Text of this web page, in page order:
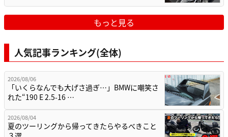
もっと見る
人気記事ランキング(全体)
2026/08/06
「いくらなんでも大げさ過ぎ…」BMWに嘲笑さ
れた“190 E 2.5-16 …
2026/08/04
夏のツーリングから帰ってきたらやるべきこと